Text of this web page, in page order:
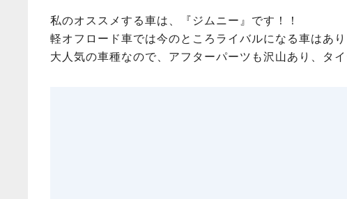
私のオススメする車は、『ジムニー』です！！
軽オフロード車では今のところライバルになる車はあり
大人気の車種なので、アフターパーツも沢山あり、タ